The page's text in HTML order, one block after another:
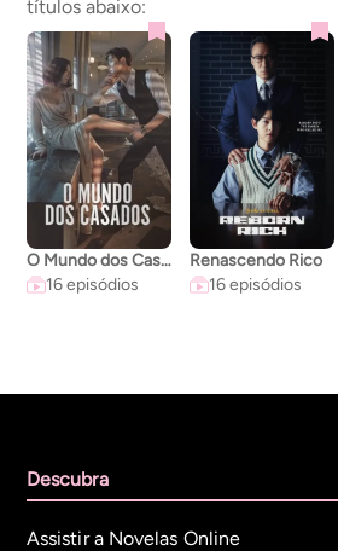
títulos abaixo:
O Mundo dos Casados
16 episódios
Renascendo Rico
16 episódios
Descubra
Assistir a Novelas Online